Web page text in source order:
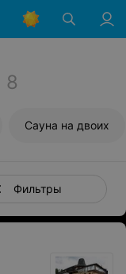
8
Сауна на двоих
Фильтры